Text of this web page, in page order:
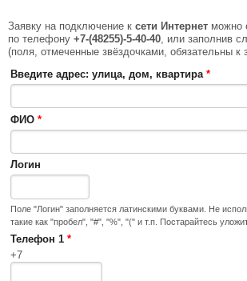
Заявку на подключение к сети Интернет можно
по телефону +7-(48255)-5-40-40 , или заполнив
(поля, отмеченные звёздочками, обязательны к
Введите адрес: улица, дом, квартира *
ФИО *
Логин
Поле "Логин" заполняется латинскими буквами. Не
такие как "пробел", "#", "%", "(" и т.п. Постарайтесь
Телефон 1 *
+7